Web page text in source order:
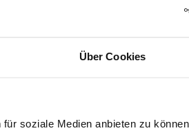
Über Cookies
soziale Medien anbieten zu können